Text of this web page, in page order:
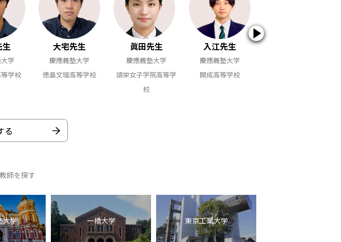
生
学
学校
大宅先生
慶應義塾大学
徳島文理高等学校
眞田先生
慶應義塾大学
頌栄女子学院高等学
校
入江先生
慶應義塾大学
開成高等学校
る
師を探す
大学 一橋大学 東京工業大学